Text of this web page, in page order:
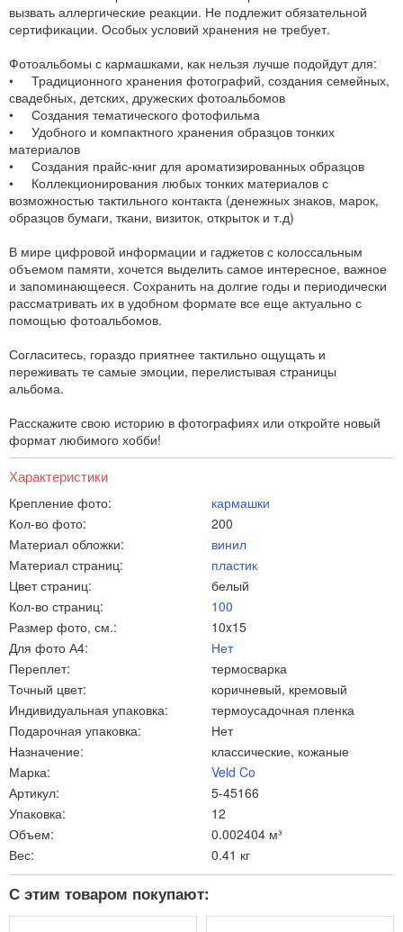
вызвать аллергические реакции. Не подлежит обязательной
сертификации. Особых условий хранения не требует.
Фотоальбомы с кармашками, как нельзя лучше подойдут для:
• Традиционного хранения фотографий, создания семейных,
свадебных, детских, дружеских фотоальбомов
• Создания тематического фотофильма
• Удобного и компактного хранения образцов тонких
материалов
• Создания прайс-книг для ароматизированных образцов
• Коллекционирования любых тонких материалов с
возможностью тактильного контакта (денежных знаков, марок,
образцов бумаги, ткани, визиток, открыток и т.д)
В мире цифровой информации и гаджетов с колоссальным
объемом памяти, хочется выделить самое интересное, важное
и запоминающееся. Сохранить на долгие годы и периодически
рассматривать их в удобном формате все еще актуально с
помощью фотоальбомов.
Согласитесь, гораздо приятнее тактильно ощущать и
переживать те самые эмоции, перелистывая страницы
альбома.
Расскажите свою историю в фотографиях или откройте новый
формат любимого хобби!
Характеристики
Крепление фото:
кармашки
Кол-во фото:
200
Материал обложки:
винил
Материал страниц:
пластик
Цвет страниц:
белый
Кол-во страниц:
100
Размер фото, см.:
10x15
Для фото А4:
Нет
Переплет:
термосварка
Точный цвет:
коричневый, кремовый
Индивидуальная упаковка:
термоусадочная пленка
Подарочная упаковка:
Нет
Назначение:
классические, кожаные
Марка:
Veld Co
Артикул:
5-45166
Упаковка:
12
Объем:
0.002404 м³
Вес:
0.41 кг
С этим товаром покупают: